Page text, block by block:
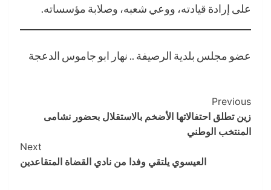
على إرادة قيادته، ووعي شعبه، وصلابة مؤسساته.
عضو مجلس بلدية الرصيفة .. نهار ابو جاموس الدعجة
Post
Navigation
Previous
زين تطلق احتفالاتها الأضخم بالاستقلال بحضور نشامى
المنتخب الوطني
Next
العيسوي يلتقي وفدا من نادي القضاة المتقاعدين